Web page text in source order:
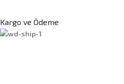
Kargo ve Ödeme